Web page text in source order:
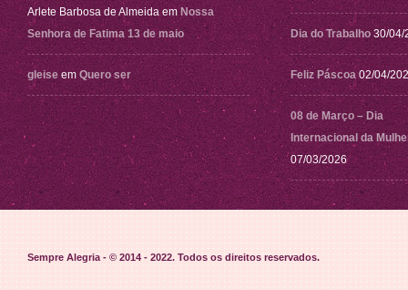
Arlete Barbosa de Almeida em Nossa
Senhora de Fatima 13 de maio
gleise em Quero ser
Dia do Trabalho 30/04/
Feliz Páscoa 02/04/
08 de Março – Dia
Internacional da
07/03/2026
Sempre Alegria - © 2014 - 2022. Todos os direitos reservados.